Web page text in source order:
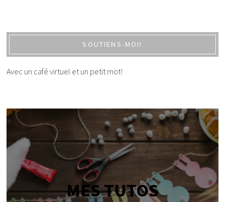
SOUTIENS-MOI!
Avec un café virtuel et un petit mot!
MES TUTOS